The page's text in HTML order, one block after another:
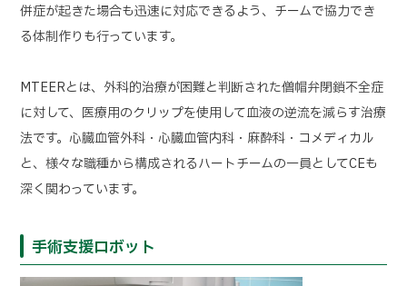
併症が起きた場合も迅速に対応できるよう、チームで協力でき
る体制作りも行っています。
MTEERとは、外科的治療が困難と判断された僧帽弁閉鎖不全症
に対して、医療用のクリップを使用して血液の逆流を減らす治療
法です。心臓血管外科・心臓血管内科・麻酔科・コメディカル
と、様々な職種から構成されるハートチームの一員としてCEも
深く関わっています。
手術支援ロボット